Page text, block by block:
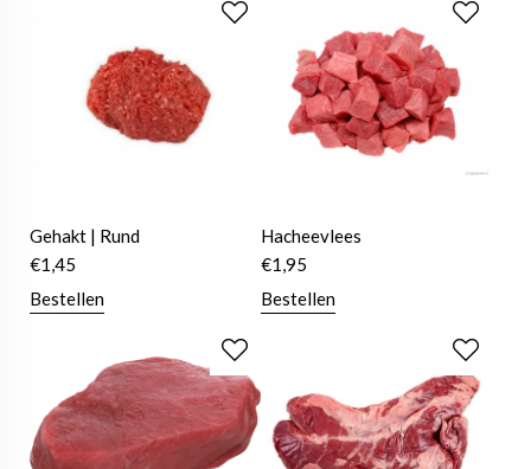
Gehakt | Rund
€1,45
Bestellen
Hacheevlees
€1,95
Bestellen